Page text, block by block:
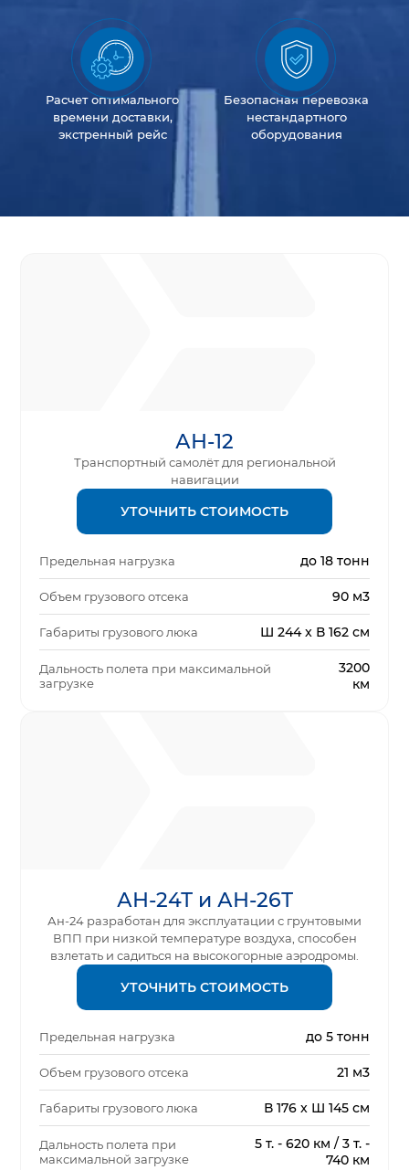
Расчет оптимального
времени доставки,
экстренный рейс
Безопасная перевозка
нестандартного
оборудования
АН-12
Транспортный самолёт для региональной
навигации
УТОЧНИТЬ СТОИМОСТЬ
Предельная нагрузка до 18 тонн
Объем грузового отсека 90 м3
Габариты грузового люка Ш 244 x В 162 см
Дальность полета при максимальной
загрузке
3200
км
АН-24Т и АН-26Т
Ан-24 разработан для эксплуатации с грунтовыми
ВПП при низкой температуре воздуха, способен
взлетать и садиться на высокогорные аэродромы.
УТОЧНИТЬ СТОИМОСТЬ
Предельная нагрузка до 5 тонн
Объем грузового отсека 21 м3
Габариты грузового люка В 176 x Ш 145 см
Дальность полета при
максимальной загрузке
5 т. - 620 км / 3 т. -
740 км